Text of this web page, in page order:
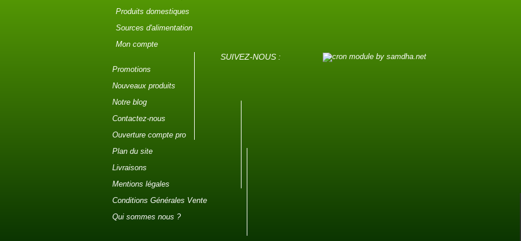
Produits domestiques
Sources d'alimentation
Mon compte
Promotions
Nouveaux produits
Notre blog
Contactez-nous
Ouverture compte pro
Plan du site
Livraisons
Mentions légales
Conditions Générales Vente
Qui sommes nous ?
SUIVEZ-NOUS :